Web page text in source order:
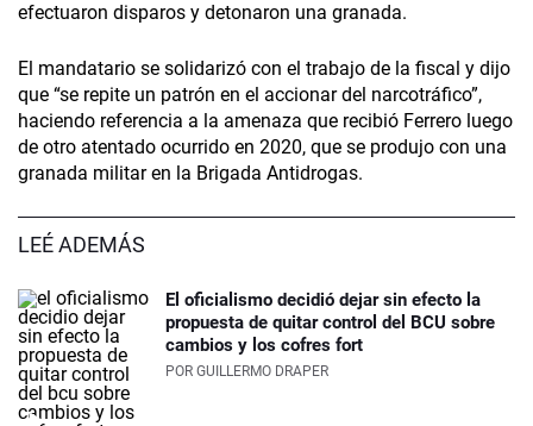
efectuaron disparos y detonaron una granada.
El mandatario se solidarizó con el trabajo de la fiscal y dijo
que “se repite un patrón en el accionar del narcotráfico”,
haciendo referencia a la amenaza que recibió Ferrero luego
de otro atentado ocurrido en 2020, que se produjo con una
granada militar en la Brigada Antidrogas.
LEÉ ADEMÁS
El oficialismo decidió dejar sin efecto la
propuesta de quitar control del BCU sobre
cambios y los cofres fort
POR GUILLERMO DRAPER